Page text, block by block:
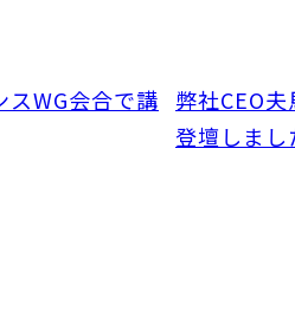
WG会合で講 弊社CEO
登壇しまし